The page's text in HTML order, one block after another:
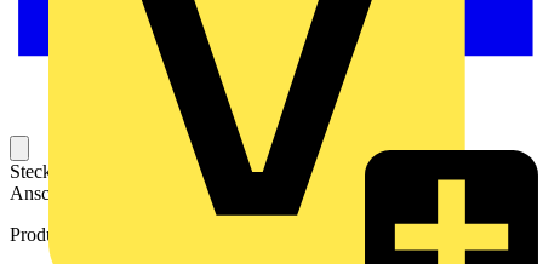
Steckbarer Leiterplatten-Anschluss mit innovatiever
Anschlusstechnologie für eine sichere und intuitive Handhabung.
Produktkennzeichen